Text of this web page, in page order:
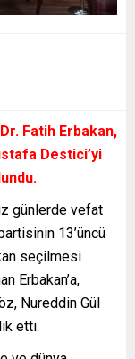
Fatih Erbakan,
Destici’yi
günlerde vefat
13’üncü
seçilmesi
Erbakan’a,
Nureddin Gül
etti.